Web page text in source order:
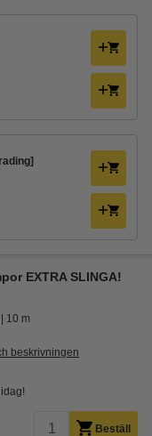
EXTRA SLINGA!
10 m
beskrivningen
Beställ